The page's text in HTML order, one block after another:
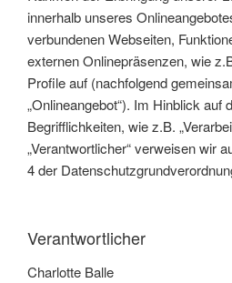
innerhalb unseres
verbundenen Webseiten,
externen Onlinepräsenzen, wie
Profile auf (nachfolgend
„Onlineangebot“). Im Hinblick auf
Begrifflichkeiten, wie z.B.
„Verantwortlicher“ verweisen wir
4 der
Verantwortlicher
Charlotte Balle